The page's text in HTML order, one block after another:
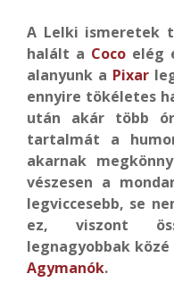
A Lelki ismeretek
halált a Coco elég
alanyunk a Pixar
ennyire tökéletes
után akár több
tartalmát a
akarnak
vészesen a
legviccesebb, se
ez, viszont
legnagyobbak
Agymanók.